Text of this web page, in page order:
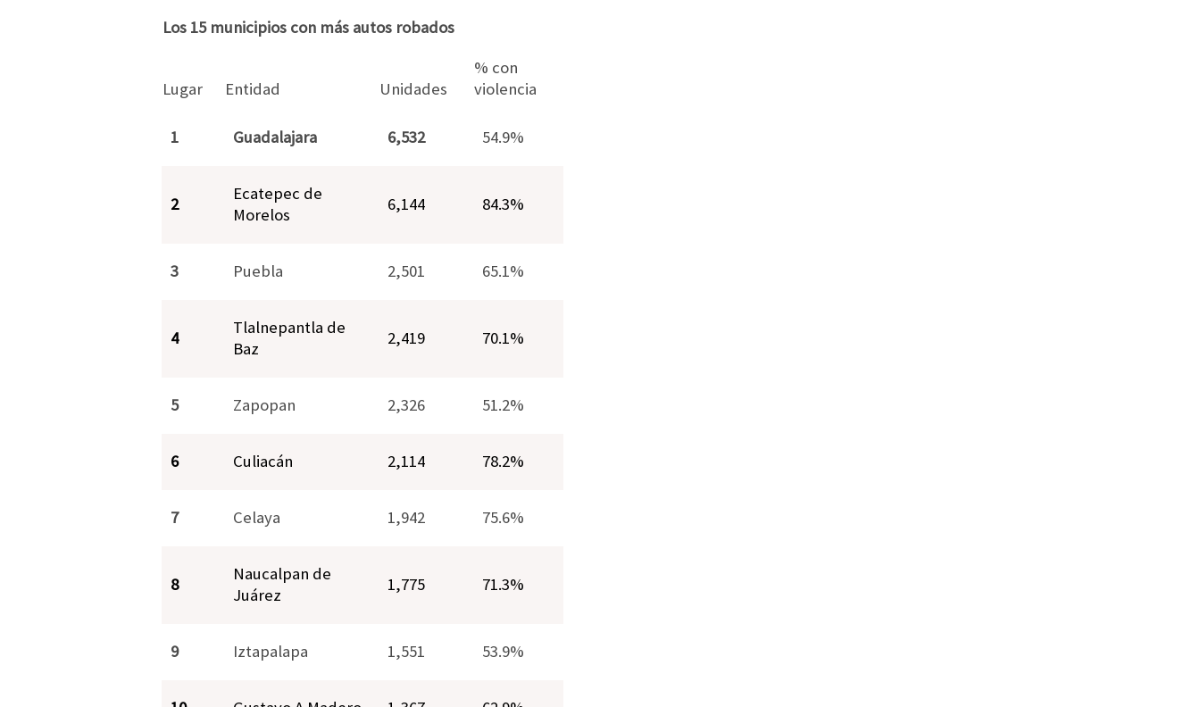
Los 15 municipios con más autos robados
Lugar Entidad Unidades
% con
violencia
1 Guadalajara 6,532 54.9%
2
Ecatepec de
Morelos
6,144 84.3%
3 Puebla 2,501 65.1%
4
Tlalnepantla de
Baz
2,419 70.1%
5 Zapopan 2,326 51.2%
6 Culiacán 2,114 78.2%
7 Celaya 1,942 75.6%
8
Naucalpan de
Juárez
1,775 71.3%
9 Iztapalapa 1,551 53.9%